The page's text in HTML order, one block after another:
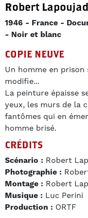
Robert
1946 France
Noir et blanc
COPIE NEUVE
Un homme en prison
modifie...
La peinture épaisse
yeux, les murs de la
fantômes qui en
homme brisé.
CRÉDITS
Scénario : Robert
Photographie :
Montage : Robert
Musique : Luc Perini
Production : ORTF